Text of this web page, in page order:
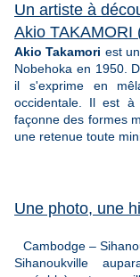
Un artiste à
Akio TAKAMORI
Akio Takamori est
Nobehoka en 1950.
il s'exprime en
occidentale. Il est
façonne des formes
une retenue toute
Une photo, une
Cambodge –
Sihanoukville